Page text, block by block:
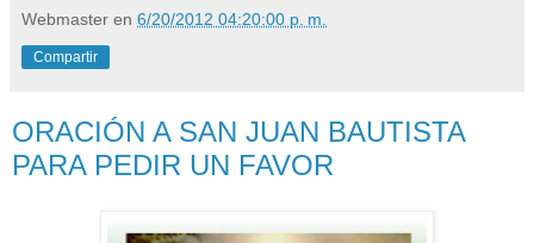
Webmaster en 6/20/2012 04:20:00 p. m.
Compartir
ORACIÓN A SAN JUAN BAUTISTA
PARA PEDIR UN FAVOR